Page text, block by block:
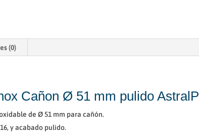
(0)
Cañon Ø 51 mm pulido
de Ø 51 mm para cañón.
y acabado pulido.